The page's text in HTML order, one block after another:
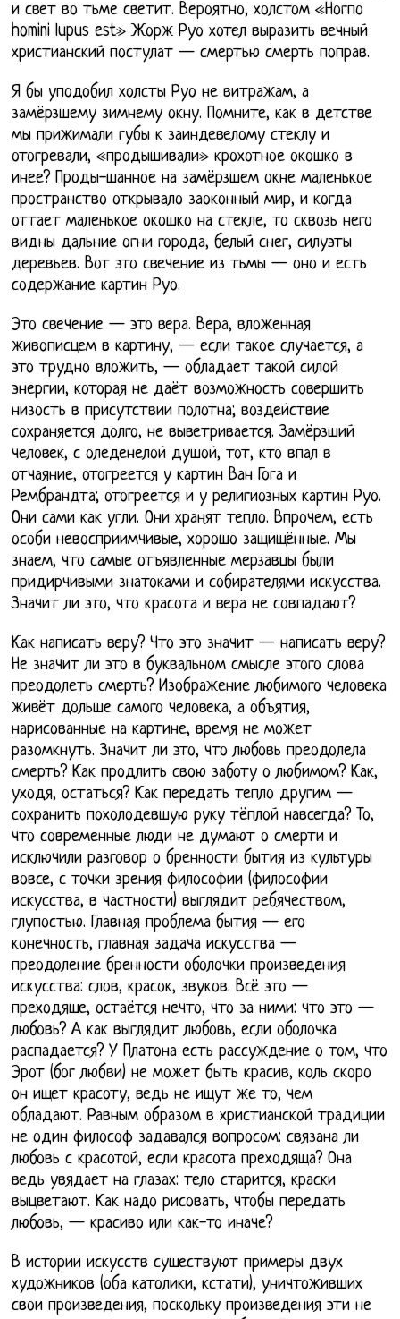
и свет во тьме светит. Вероятно, холстом «Ногпо
homini lupus est» Жорж Руо хотел выразить вечный
христианский постулат — смертью смерть поправ.
Я бы уподобил холсты Руо не витражам, а
замёрзшему зимнему окну. Помните, как в детстве
мы прижимали губы к заиндевелому стеклу и
отогревали, «продышивали» крохотное окошко в
инее? Проды-шанное на замёрзшем окне маленькое
пространство открывало заоконный мир, и когда
оттает маленькое окошко на стекле, то сквозь него
видны дальние огни города, белый снег, силуэты
деревьев. Вот это свечение из тьмы — оно и есть
содержание картин Руо.
Это свечение — это вера. Вера, вложенная
живописцем в картину, — если такое случается, а
это трудно вложить, — обладает такой силой
энергии, которая не даёт возможность совершить
низость в присутствии полотна; воздействие
сохраняется долго, не выветривается. Замёрзший
человек, с оледенелой душой, тот, кто впал в
отчаяние, отогреется у картин Ван Гога и
Рембрандта; отогреется и у религиозных картин Руо.
Они сами как угли. Они хранят тепло. Впрочем, есть
особи невосприимчивые, хорошо защищённые. Мы
знаем, что самые отъявленные мерзавцы были
придирчивыми знатоками и собирателями искусства.
Значит ли это, что красота и вера не совпадают?
Как написать веру? Что это значит — написать веру?
Не значит ли это в буквальном смысле этого слова
преодолеть смерть? Изображение любимого человека
живёт дольше самого человека, а объятия,
нарисованные на картине, время не может
разомкнуть. Значит ли это, что любовь преодолела
смерть? Как продлить свою заботу о любимом? Как,
уходя, остаться? Как передать тепло другим —
сохранить похолодевшую руку тёплой навсегда? То,
что современные люди не думают о смерти и
исключили разговор о бренности бытия из культуры
вовсе, с точки зрения философии (философии
искусства, в частности) выглядит ребячеством,
глупостью. Главная проблема бытия — его
конечность, главная задача искусства —
преодоление бренности оболочки произведения
искусства: слов, красок, звуков. Всё это —
преходяще, остаётся нечто, что за ними: что это —
любовь? А как выглядит любовь, если оболочка
распадается? У Платона есть рассуждение о том, что
Эрот (бог любви) не может быть красив, коль скоро
он ищет красоту, ведь не ищут же то, чем
обладают. Равным образом в христианской традиции
не один философ задавался вопросом: связана ли
любовь с красотой, если красота преходяща? Она
ведь увядает на глазах: тело старится, краски
выцветают. Как надо рисовать, чтобы передать
любовь, — красиво или как-то иначе?
В истории искусств существуют примеры двух
художников (оба католики, кстати), уничтоживших
свои произведения, поскольку произведения эти не